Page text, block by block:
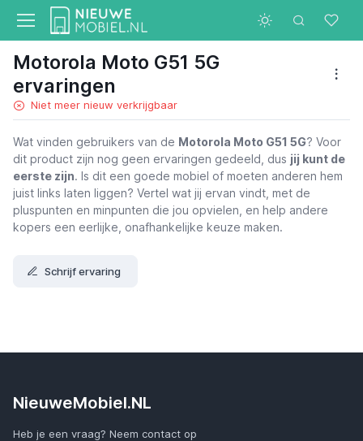
Motorola Moto G51 5G
ervaringen
Niet meer nieuw verkrijgbaar
Wat vinden gebruikers van de Motorola Moto G51 5G? Voor
dit product zijn nog geen ervaringen gedeeld, dus jij kunt de
eerste zijn. Is dit een goede mobiel of moeten anderen hem
juist links laten liggen? Vertel wat jij ervan vindt, met de
pluspunten en minpunten die jou opvielen, en help andere
kopers een eerlijke, onafhankelijke keuze maken.
Schrijf ervaring
NieuweMobiel.NL
Heb je een vraag? Neem contact op